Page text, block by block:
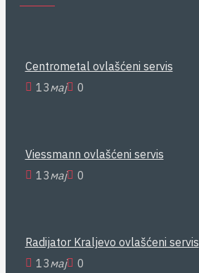
Centrometal ovlašćeni servis
13мај 0
Viessmann ovlašćeni servis
13мај 0
Radijator Kraljevo ovlašćeni servis
13мај 0